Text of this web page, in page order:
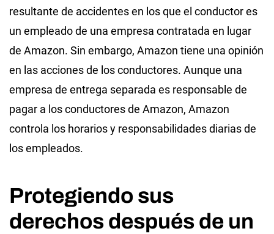
resultante de accidentes en los que el conductor es
un empleado de una empresa contratada en lugar
de Amazon. Sin embargo, Amazon tiene una opinión
en las acciones de los conductores. Aunque una
empresa de entrega separada es responsable de
pagar a los conductores de Amazon, Amazon
controla los horarios y responsabilidades diarias de
los empleados.
Protegiendo sus
derechos después de un